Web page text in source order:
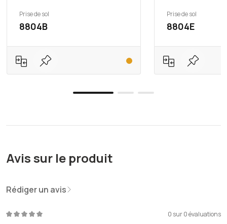
Prise de sol
8804B
Prise de sol
8804E
Avis sur le produit
Rédiger un avis
0 sur 0 évaluations